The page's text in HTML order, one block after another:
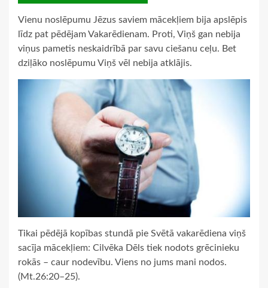
Vienu noslēpumu Jēzus saviem mācekļiem bija apslēpis
līdz pat pēdējam Vakarēdienam. Proti, Viņš gan nebija
viņus pametis neskaidrībā par savu ciešanu ceļu. Bet
dziļāko noslēpumu Viņš vēl nebija atklājis.
Tikai pēdējā kopības stundā pie Svētā vakarēdiena viņš
sacīja mācekļiem: Cilvēka Dēls tiek nodots grēcinieku
rokās – caur nodevību. Viens no jums mani nodos.
(Mt.26:20–25).